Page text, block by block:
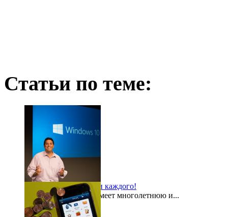
Статьи по теме:
Windows 10 для всех и каждого!
Компания Microsoft имеет многолетнюю и...
2015-08-03